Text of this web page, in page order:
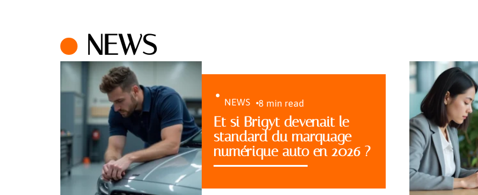
NEWS
NEWS 8 min read
Et si Brigyt devenait le
standard du marquage
numérique auto en 2026 ?